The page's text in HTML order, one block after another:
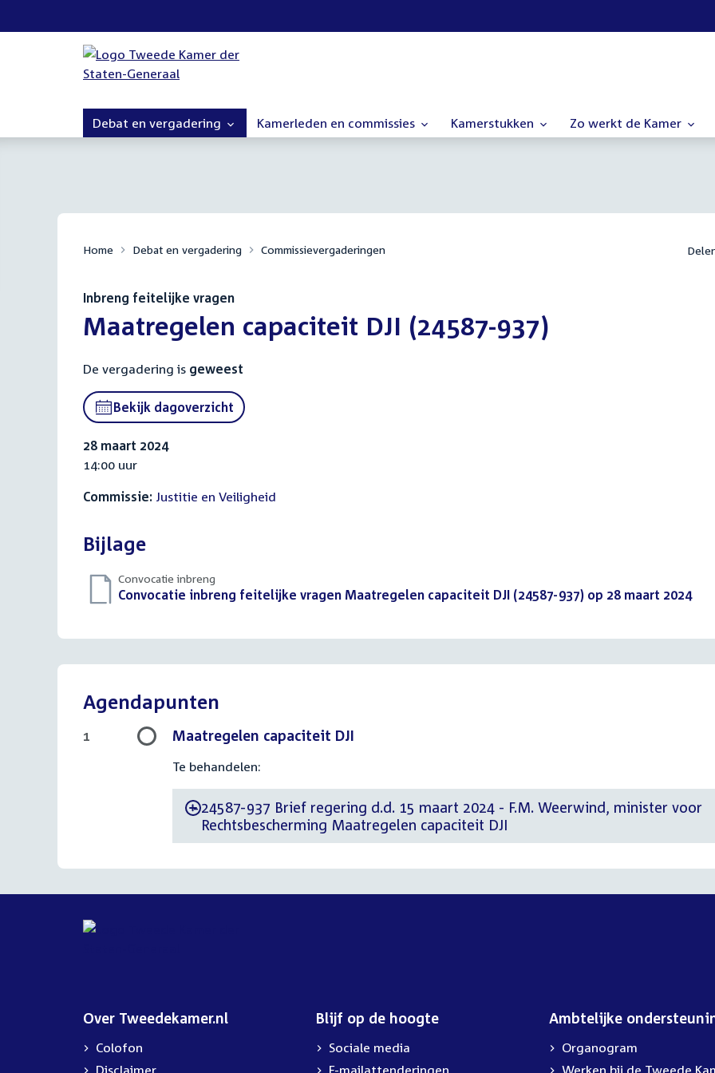
Debat en vergadering Kamerleden en commissies Kamerstukken Zo werkt de Kamer
Home Debat en vergadering Commissievergaderingen
Inbreng feitelijke vragen
:Maatregelen capaciteit DJI (24587-937)
De vergadering is geweest
Bekijk dagoverzicht
28 maart 2024
14:00 uur
Commissie: Justitie en Veiligheid
Bijlage
Convocatie inbreng
Download
Convocatie inbreng feitelijke vragen Maatregelen capaciteit DJI (24587-937) op 28 maart 2024
Agendapunten
Maatregelen capaciteit DJI
Te behandelen:
-24587-937 Brief regering d.d. 15 maart 2024 - F.M. Weerwind, minister voor
Rechtsbescherming Maatregelen capaciteit DJI
1
Over Tweedekamer.nl
Colofon
Disclaimer
Blijf op de hoogte
Sociale media
E-mailattenderingen
Ambtelijke
Organogram
External
Werken bij de Tweede